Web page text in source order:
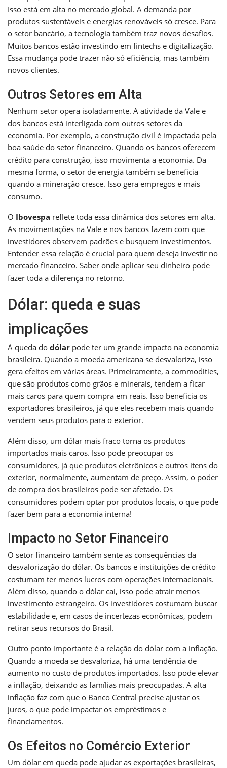
Isso está em alta no mercado global. A demanda por
produtos sustentáveis e energias renováveis só cresce. Para
o setor bancário, a tecnologia também traz novos desafios.
Muitos bancos estão investindo em fintechs e digitalização.
Essa mudança pode trazer não só eficiência, mas também
novos clientes.
Outros Setores em Alta
Nenhum setor opera isoladamente. A atividade da Vale e
dos bancos está interligada com outros setores da
economia. Por exemplo, a construção civil é impactada pela
boa saúde do setor financeiro. Quando os bancos oferecem
crédito para construção, isso movimenta a economia. Da
mesma forma, o setor de energia também se beneficia
quando a mineração cresce. Isso gera empregos e mais
consumo.
O Ibovespa reflete toda essa dinâmica dos setores em alta.
As movimentações na Vale e nos bancos fazem com que
investidores observem padrões e busquem investimentos.
Entender essa relação é crucial para quem deseja investir no
mercado financeiro. Saber onde aplicar seu dinheiro pode
fazer toda a diferença no retorno.
Dólar: queda e suas
implicações
A queda do dólar pode ter um grande impacto na economia
brasileira. Quando a moeda americana se desvaloriza, isso
gera efeitos em várias áreas. Primeiramente, a commodities,
que são produtos como grãos e minerais, tendem a ficar
mais caros para quem compra em reais. Isso beneficia os
exportadores brasileiros, já que eles recebem mais quando
vendem seus produtos para o exterior.
Além disso, um dólar mais fraco torna os produtos
importados mais caros. Isso pode preocupar os
consumidores, já que produtos eletrônicos e outros itens do
exterior, normalmente, aumentam de preço. Assim, o poder
de compra dos brasileiros pode ser afetado. Os
consumidores podem optar por produtos locais, o que pode
fazer bem para a economia interna!
Impacto no Setor Financeiro
O setor financeiro também sente as consequências da
desvalorização do dólar. Os bancos e instituições de crédito
costumam ter menos lucros com operações internacionais.
Além disso, quando o dólar cai, isso pode atrair menos
investimento estrangeiro. Os investidores costumam buscar
estabilidade e, em casos de incertezas econômicas, podem
retirar seus recursos do Brasil.
Outro ponto importante é a relação do dólar com a inflação.
Quando a moeda se desvaloriza, há uma tendência de
aumento no custo de produtos importados. Isso pode elevar
a inflação, deixando as famílias mais preocupadas. A alta
inflação faz com que o Banco Central precise ajustar os
juros, o que pode impactar os empréstimos e
financiamentos.
Os Efeitos no Comércio Exterior
Um dólar em queda pode ajudar as exportações brasileiras,